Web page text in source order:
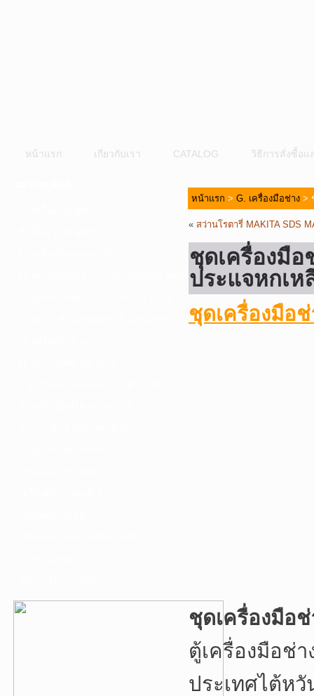
หน้าแรก เกี่ยวกับเรา CATALOG วิธีการสั่งซื้อแ
D. เครื่องมือก่อสร้าง-เครื่องมืออุตสาหกรรม
หน้าแรก > G. เครื่องมือช่าง >
« สว่านโรตารี่ MAKITA SDS
ชุดเครื่องมื
ประแจหกเห
ชุดเครื่องมือ
ชุดเครื่องมือ
ตู้เครื่องมือช่
ประเทศไต้หวั